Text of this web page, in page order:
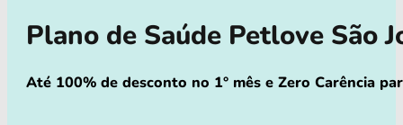
Plano de Saúde Petlove São
Até 100% de desconto no 1° mês e Zero Carência